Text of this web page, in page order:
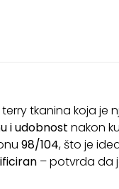
tkanina koja je
i udobnost nakon
98/104, što je
– potvrda da